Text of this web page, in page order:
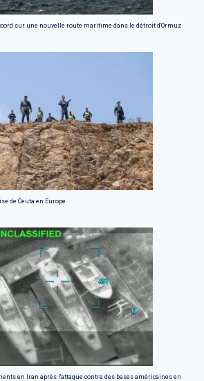
sur une nouvelle route maritime dans le détroit d'Ormuz
de Ceuta en Europe
en Iran après l'attaque contre des bases américaines en